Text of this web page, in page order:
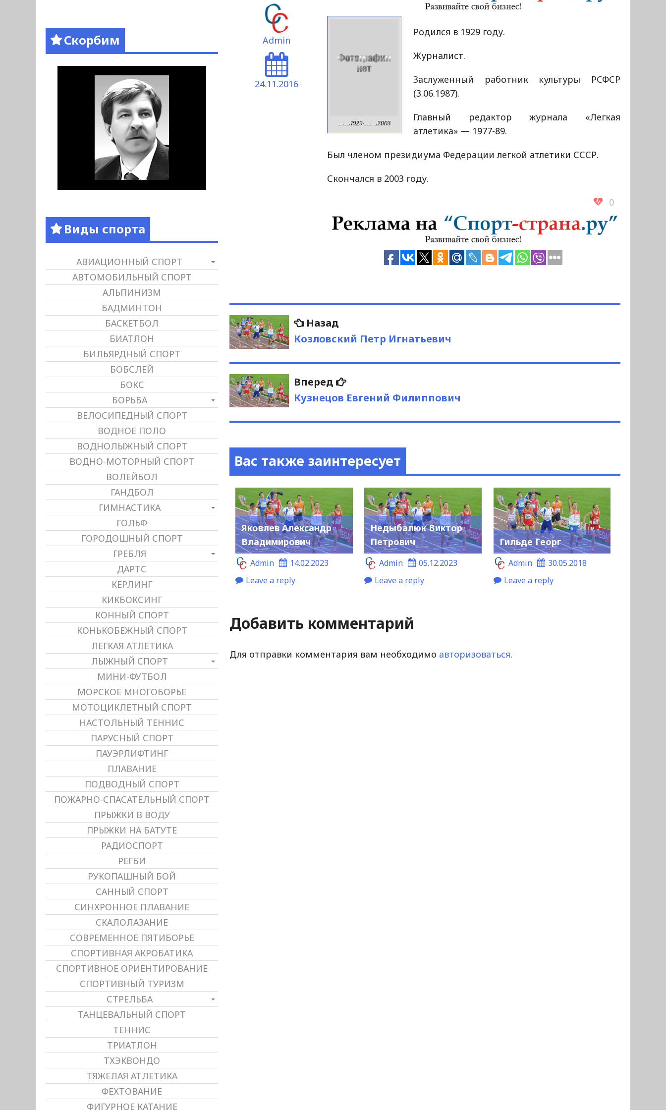
Admin
24.11.2016
__.__.1929-__.__.2003
Родился в 1929 году.
Журналист.
Заслуженный работник культуры РСФСР
(3.06.1987).
Главный редактор журнала «Легкая
атлетика» — 1977-89.
Был членом президиума Федерации легкой атлетики СССР.
Скончался в 2003 году.
0
Навигация
по
записям
Назад
запись:
Козловский Петр Игнатьевич
Вперед
Следующая
запись:
Кузнецов Евгений Филиппович
Вас также заинтересует
Яковлев Александр
Владимирович
Admin
14.02.2023
Leave a reply
Недыбалюк Виктор
Петрович
Admin
05.12.2023
Leave a reply
Гильде Георг
Admin
30.05.2018
Leave a reply
Добавить комментарий
Для отправки комментария вам необходимо авторизоваться.
Скорбим
Виды спорта
АВИАЦИОННЫЙ СПОРТ
АВТОМОБИЛЬНЫЙ СПОРТ
АЛЬПИНИЗМ
БАДМИНТОН
БАСКЕТБОЛ
БИАТЛОН
БИЛЬЯРДНЫЙ СПОРТ
БОБСЛЕЙ
БОКС
БОРЬБА
ВЕЛОСИПЕДНЫЙ СПОРТ
ВОДНОЕ ПОЛО
ВОДНОЛЫЖНЫЙ СПОРТ
ВОДНО-МОТОРНЫЙ СПОРТ
ВОЛЕЙБОЛ
ГАНДБОЛ
ГИМНАСТИКА
ГОЛЬФ
ГОРОДОШНЫЙ СПОРТ
ГРЕБЛЯ
ДАРТС
КЕРЛИНГ
КИКБОКСИНГ
КОННЫЙ СПОРТ
КОНЬКОБЕЖНЫЙ СПОРТ
ЛЕГКАЯ АТЛЕТИКА
ЛЫЖНЫЙ СПОРТ
МИНИ-ФУТБОЛ
МОРСКОЕ МНОГОБОРЬЕ
МОТОЦИКЛЕТНЫЙ СПОРТ
НАСТОЛЬНЫЙ ТЕННИС
ПАРУСНЫЙ СПОРТ
ПАУЭРЛИФТИНГ
ПЛАВАНИЕ
ПОДВОДНЫЙ СПОРТ
ПОЖАРНО-СПАСАТЕЛЬНЫЙ СПОРТ
ПРЫЖКИ В ВОДУ
ПРЫЖКИ НА БАТУТЕ
РАДИОСПОРТ
РЕГБИ
РУКОПАШНЫЙ БОЙ
САННЫЙ СПОРТ
СИНХРОННОЕ ПЛАВАНИЕ
СКАЛОЛАЗАНИЕ
СОВРЕМЕННОЕ ПЯТИБОРЬЕ
СПОРТИВНАЯ АКРОБАТИКА
СПОРТИВНОЕ ОРИЕНТИРОВАНИЕ
СПОРТИВНЫЙ ТУРИЗМ
СТРЕЛЬБА
ТАНЦЕВАЛЬНЫЙ СПОРТ
ТЕННИС
ТРИАТЛОН
ТХЭКВОНДО
ТЯЖЕЛАЯ АТЛЕТИКА
ФЕХТОВАНИЕ
ФИГУРНОЕ КАТАНИЕ